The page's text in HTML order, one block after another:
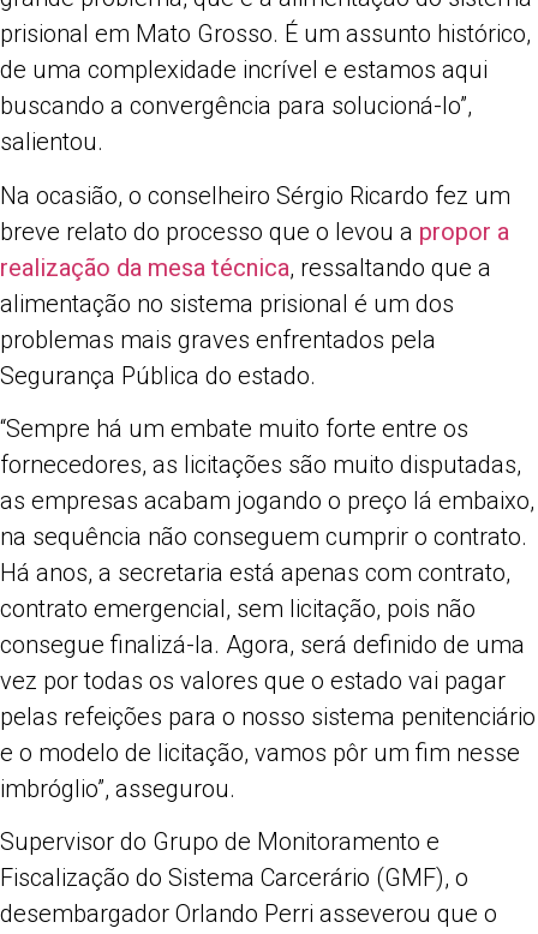
prisional em Mato Grosso. É um assunto histórico,
de uma complexidade incrível e estamos aqui
buscando a convergência para solucioná-lo”,
salientou.
Na ocasião, o conselheiro Sérgio Ricardo fez um
breve relato do processo que o levou a propor a
realização da mesa técnica, ressaltando que a
alimentação no sistema prisional é um dos
problemas mais graves enfrentados pela
Segurança Pública do estado.
“Sempre há um embate muito forte entre os
fornecedores, as licitações são muito disputadas,
as empresas acabam jogando o preço lá embaixo,
na sequência não conseguem cumprir o contrato.
Há anos, a secretaria está apenas com contrato,
contrato emergencial, sem licitação, pois não
consegue finalizá-la. Agora, será definido de uma
vez por todas os valores que o estado vai pagar
pelas refeições para o nosso sistema penitenciário
e o modelo de licitação, vamos pôr um fim nesse
imbróglio”, assegurou.
Supervisor do Grupo de Monitoramento e
Fiscalização do Sistema Carcerário (GMF), o
desembargador Orlando Perri asseverou que o